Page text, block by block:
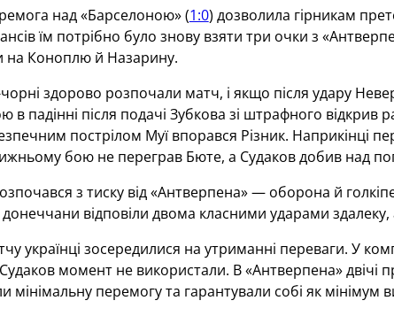
над «Барселоною» (1:0) дозволила гірникам
їм потрібно було знову взяти три очки з
на Коноплю й Назарину.
здорово розпочали матч, і якщо після удару
в падінні після подачі Зубкова зі штрафного відкрив
пострілом Муї впорався Різник. Наприкінці
бою не переграв Бюте, а Судаков добив над
з тиску від «Антверпена» — оборона й
відповіли двома класними ударами
українці зосередилися на утриманні переваги. У
момент не використали. В «Антверпена» двічі
мінімальну перемогу та гарантували собі як мінімум